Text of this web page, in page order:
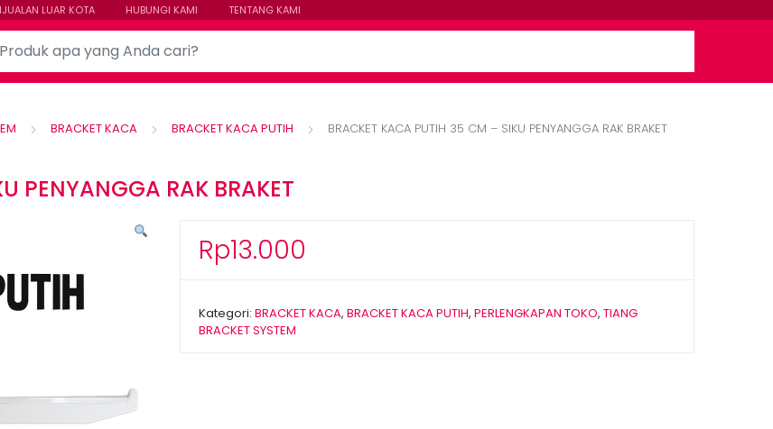
LUAR KOTA HUBUNGI KAMI TENTANG KAMI
BRACKET KACA BRACKET KACA PUTIH BRACKET KACA PUTIH 35 CM – SIKU PENYANGGA RAK BRAKET
PENYANGGA RAK BRAKET
Rp13.000
Kategori: BRACKET KACA, BRACKET KACA PUTIH, PERLENGKAPAN TOKO, TIANG
BRACKET SYSTEM